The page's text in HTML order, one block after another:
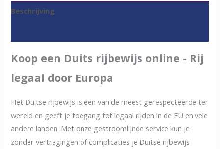
Beschrijving
Koop een Duits rijbewijs online - Rij
legaal door Europa
Het Duitse rijbewijs is een van de meest gerespecteerde ter
wereld en geeft je toegang tot legaal rijden in de EU en vele
andere landen. Met onze gestroomlijnde service kun je
zonder vertragingen of complicaties je Duitse rijbewijs